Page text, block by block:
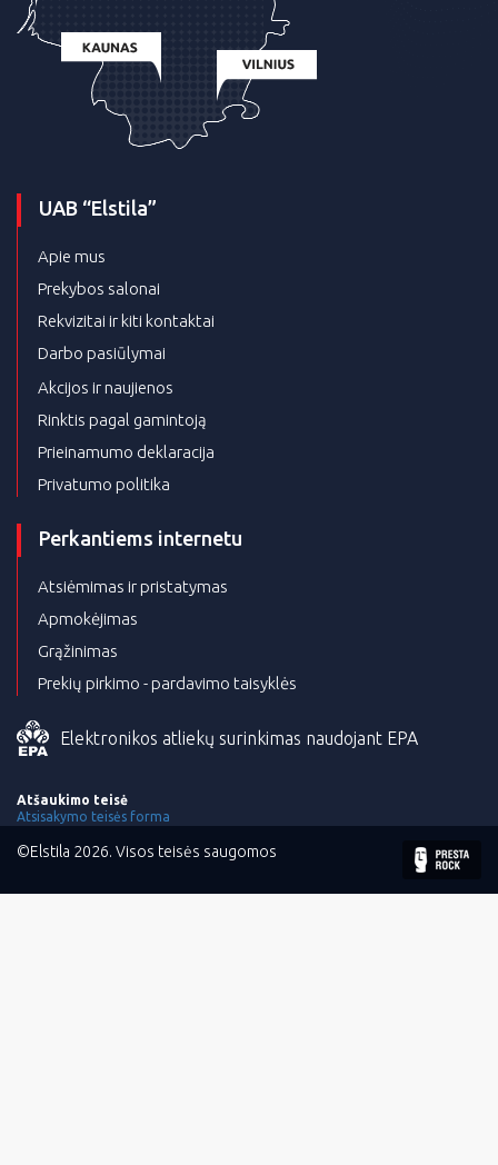
UAB “Elstila”
Apie mus
Prekybos salonai
Rekvizitai ir kiti kontaktai
Darbo pasiūlymai
Akcijos ir naujienos
Rinktis pagal gamintoją
Prieinamumo deklaracija
Privatumo politika
Perkantiems internetu
Atsiėmimas ir pristatymas
Apmokėjimas
Grąžinimas
Prekių pirkimo - pardavimo taisyklės
Elektronikos atliekų surinkimas naudojant EPA
Atšaukimo teisė
Atsisakymo teisės forma
©Elstila 2026. Visos teisės saugomos